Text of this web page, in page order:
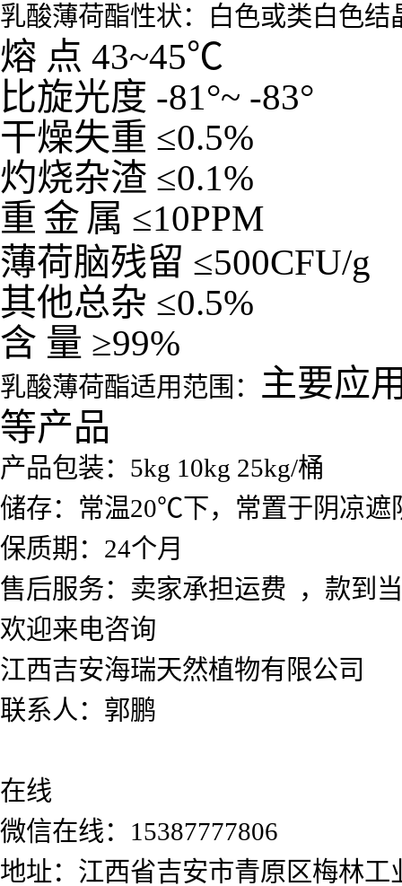
乳酸薄荷酯性状：白色或类白色结
熔 点 43~45℃
比旋光度 -81°~ -83°
干燥失重 ≤0.5%
灼烧杂渣 ≤0.1%
重 金 属 ≤10PPM
薄荷脑残留 ≤500CFU/g
其他总杂 ≤0.5%
含 量 ≥99%
乳酸薄荷酯适用范围：
主要应
等产品
产品包装：5kg 10kg 25kg/桶
储存：常温20℃下，常置于阴凉遮
保质期：24个月
售后服务：卖家承担运费 ，款到
欢迎来电咨询
江西吉安海瑞天然植物有限公司
联系人：郭鹏
在线
微信在线：15387777806
地址：江西省吉安市青原区梅林工